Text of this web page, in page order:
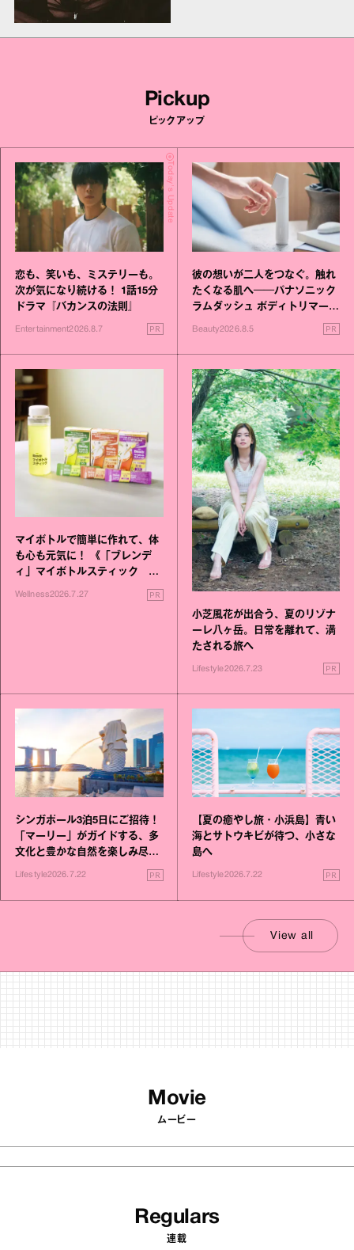
Pickup
ピックアップ
Today's Update
恋も、笑いも、ミステリーも。
次が気になり続ける！ 1話15分
ドラマ『バカンスの法則』
Entertainment2026.8.7 PR
彼の想いが二人をつなぐ。触れ
たくなる肌へ──パナソニック
ラムダッシュ ボディトリマーが
Beauty2026.8.5 PR
マイボトルで簡単に作れて、体
も心も元気に！ 《「ブレンデ
ィ」マイボトルスティック い
いこと毎日》シリーズが誕生
Wellness2026.7.27 PR
小芝風花が出合う、夏のリゾナ
ーレ八ヶ岳。日常を離れて、満
たされる旅へ
Lifestyle2026.7.23 PR
シンガポール3泊5日にご招待！
「マーリー」がガイドする、多
文化と豊かな自然を楽しみ尽く
Lifestyle2026.7.22 PR
【夏の癒やし旅・小浜島】青い
海とサトウキビが待つ、小さな
島へ
Lifestyle2026.7.22 PR
View all
Movie
ムービー
Regulars
連載